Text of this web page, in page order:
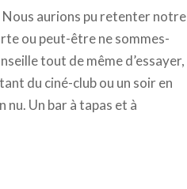
Nous aurions pu retenter notre
ou peut-être ne sommes-
tout de même d’essayer,
du ciné-club ou un soir en
nu. Un bar à tapas et à